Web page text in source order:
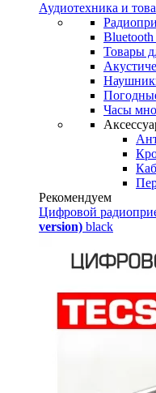
Аудиотехника и
Товары
Часы
Рекомендуем
Цифровой
version) black